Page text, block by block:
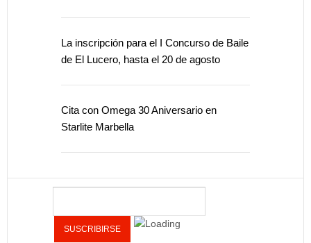
La inscripción para el I Concurso de Baile
de El Lucero, hasta el 20 de agosto
Cita con Omega 30 Aniversario en
Starlite Marbella